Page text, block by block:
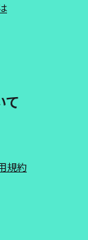
て
規約